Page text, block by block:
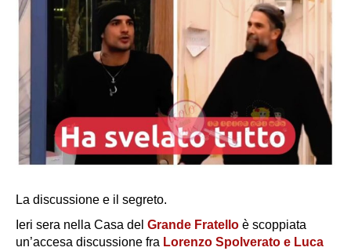
La discussione e il segreto.
Ieri sera nella Casa del Grande Fratello è scoppiata
un’accesa discussione fra Lorenzo Spolverato e Luca